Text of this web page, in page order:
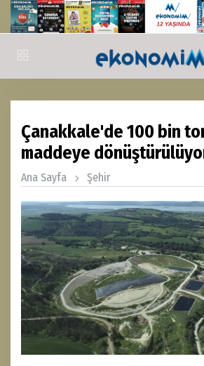
Çanakkale'de 100 bin
maddeye
Ana Sayfa Şehir